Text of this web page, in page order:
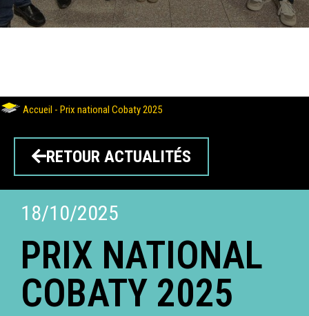
Accueil - Prix national Cobaty 2025
RETOUR ACTUALITÉS
18/10/2025
PRIX NATIONAL
COBATY 2025